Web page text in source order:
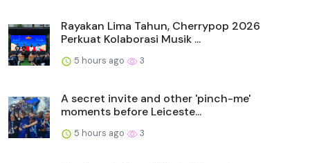
Rayakan Lima Tahun, Cherrypop 2026
Perkuat Kolaborasi Musik ...
5 hours ago 3
A secret invite and other 'pinch-me'
moments before Leiceste...
5 hours ago 3